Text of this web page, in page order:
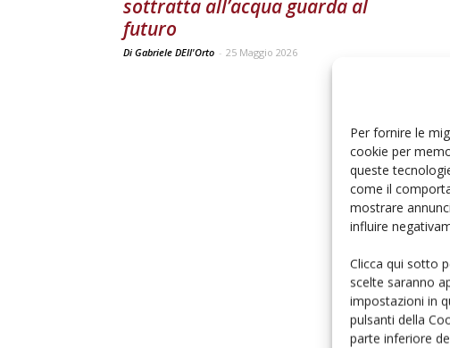
Per fornire le
cookie per
queste
come il
mostrare
influire
Clicca qui sotto
scelte saranno
impostazioni in
pulsanti della
parte inferiore
sottratta all’acqua guarda al
futuro
Di Gabriele DEll'Orto - 25 Maggio 2026